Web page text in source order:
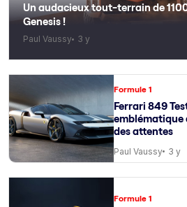
Un audacieux tout-terrain de
Genesis !
Paul Vaussy 3 y
Formule 1
Ferrari 849
emblématique
des attentes
Paul Vaussy 3 y
Formule 1